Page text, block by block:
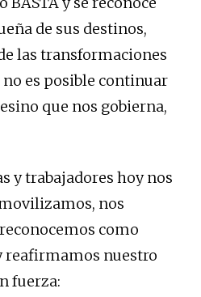
de sus destinos,
las transformaciones
no es posible continuar
que nos gobierna,
y trabajadores hoy nos
nos
como
reafirmamos nuestro
fuerza: